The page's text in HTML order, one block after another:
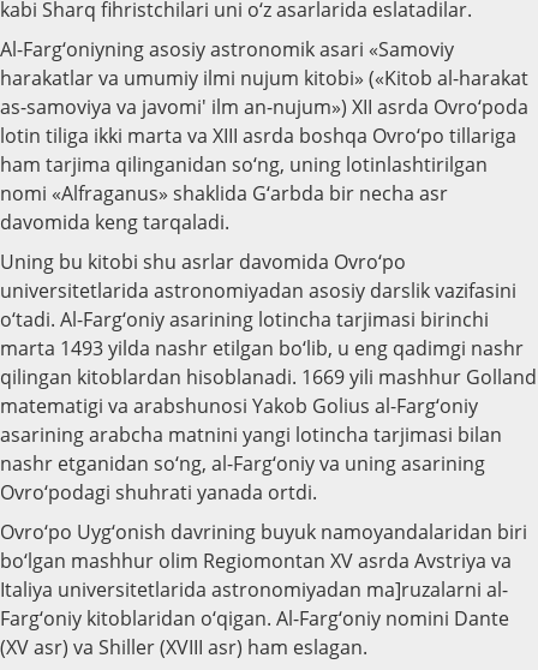
kabi Sharq fihristchilari uni o‘z asarlarida eslatadilar.
Al-Farg‘oniyning asosiy astronomik asari «Samoviy
harakatlar va umumiy ilmi nujum kitobi» («Kitob al-harakat
as-samoviya va javomi' ilm an-nujum») XII asrda Ovro‘poda
lotin tiliga ikki marta va XIII asrda boshqa Ovro‘po tillariga
ham tarjima qilinganidan so‘ng, uning lotinlashtirilgan
nomi «Alfraganus» shaklida G‘arbda bir necha asr
davomida keng tarqaladi.
Uning bu kitobi shu asrlar davomida Ovro‘po
universitetlarida astronomiyadan asosiy darslik vazifasini
o‘tadi. Al-Farg‘oniy asarining lotincha tarjimasi birinchi
marta 1493 yilda nashr etilgan bo‘lib, u eng qadimgi nashr
qilingan kitoblardan hisoblanadi. 1669 yili mashhur Golland
matematigi va arabshunosi Yakob Golius al-Farg‘oniy
asarining arabcha matnini yangi lotincha tarjimasi bilan
nashr etganidan so‘ng, al-Farg‘oniy va uning asarining
Ovro‘podagi shuhrati yanada ortdi.
Ovro‘po Uyg‘onish davrining buyuk namoyandalaridan biri
bo‘lgan mashhur olim Regiomontan XV asrda Avstriya va
Italiya universitetlarida astronomiyadan ma]ruzalarni al-
Farg‘oniy kitoblaridan o‘qigan. Al-Farg‘oniy nomini Dante
(XV asr) va Shiller (XVIII asr) ham eslagan.